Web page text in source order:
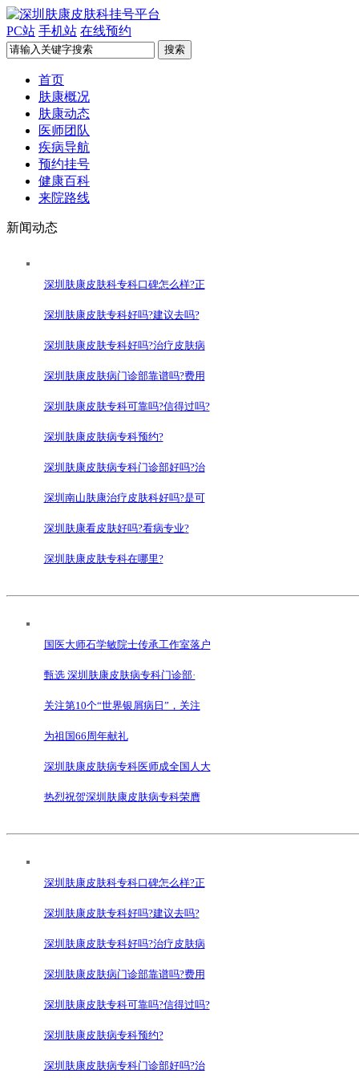
PC站 手机站 在线预约
首页
肤康概况
肤康动态
医师团队
疾病导航
预约挂号
健康百科
来院路线
新闻动态
深圳肤康皮肤科专科口碑怎么样?正
深圳肤康皮肤专科好吗?建议去吗?
深圳肤康皮肤专科好吗?治疗皮肤病
深圳肤康皮肤病门诊部靠谱吗?费用
深圳肤康皮肤专科可靠吗?信得过吗?
深圳肤康皮肤病专科预约?
深圳肤康皮肤病专科门诊部好吗?治
深圳南山肤康治疗皮肤科好吗?是可
深圳肤康看皮肤好吗?看病专业?
深圳肤康皮肤专科在哪里?
国医大师石学敏院士传承工作室落户
甄选 深圳肤康皮肤病专科门诊部·
关注第10个“世界银屑病日”，关注
为祖国66周年献礼
深圳肤康皮肤病专科医师成全国人大
热烈祝贺深圳肤康皮肤病专科荣膺
深圳肤康皮肤科专科口碑怎么样?正
深圳肤康皮肤专科好吗?建议去吗?
深圳肤康皮肤专科好吗?治疗皮肤病
深圳肤康皮肤病门诊部靠谱吗?费用
深圳肤康皮肤专科可靠吗?信得过吗?
深圳肤康皮肤病专科预约?
深圳肤康皮肤病专科门诊部好吗?治